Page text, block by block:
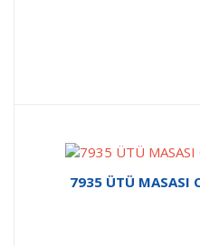
7935 ÜTÜ MASASI